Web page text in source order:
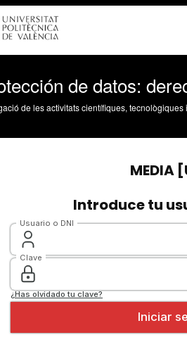
de datos:
de les activitats científiques,